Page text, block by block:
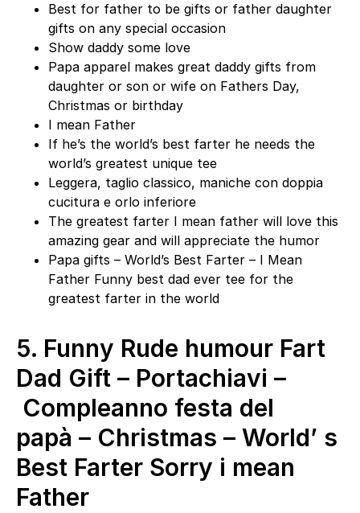
Best for father to be gifts or father daughter
gifts on any special occasion
Show daddy some love
Papa apparel makes great daddy gifts from
daughter or son or wife on Fathers Day,
Christmas or birthday
I mean Father
If he’s the world’s best farter he needs the
world’s greatest unique tee
Leggera, taglio classico, maniche con doppia
cucitura e orlo inferiore
The greatest farter I mean father will love this
amazing gear and will appreciate the humor
Papa gifts – World’s Best Farter – I Mean
Father Funny best dad ever tee for the
greatest farter in the world
5. Funny Rude humour Fart
Dad Gift – Portachiavi –
Compleanno festa del
papà – Christmas – World’ s
Best Farter Sorry i mean
Father